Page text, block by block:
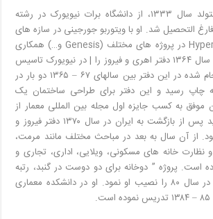
مهندس فیروز فيروز متولد سال ۱۳۳۳، از دانشگاه برات نیویورک در رشته
در سال ۱۳۶۳ فارغ التحصیل شد. او با ويتوربو جورجینی در سازه های
کششی و Hyper Structure در پروژه های مختلف (Genesis و…) همکاری
نزدیک داشته است. در سال ۱۳۶۴ دفتر اهری و فیروز را | در نیویورک تاسیس
نمود. برخی کارهای انجام شده در این دفتر بین سالهای ۶۷ – ۱۳۶۵ دو بار در
چاپ رسید و این دفتر برای طراحی ساختمان یک
به کسب جایزه اول مجله بین المللی معمار از
سوی بنیاد آقاخان گردید پس از بازگشت به ایران در سال ۱۳۷۰ دفتر فیروز و
از آن سال به بعد در مباحث مختلف مانند مرمت،
نظارت خانه های مسکونی، ویلایی، اداری، تجاری و
است. پروژه ” دوخانه برای دو دوست در گنبد، رتبه
اول جایزه بزرگ معمار در سال ۸۰ را نصيب او نمود. او در دانشکده معماری